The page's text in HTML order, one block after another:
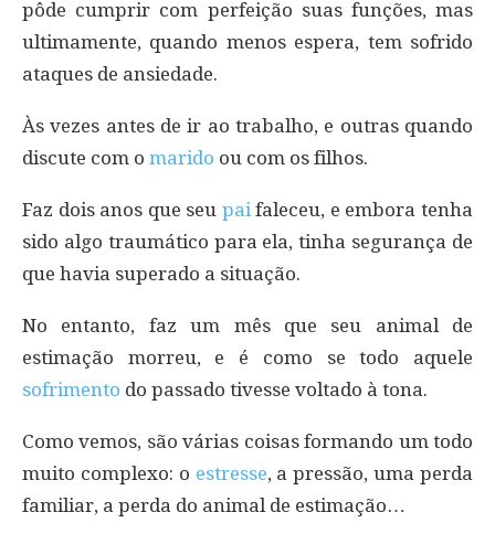
pôde cumprir com perfeição suas funções, mas
ultimamente, quando menos espera, tem sofrido
ataques de ansiedade.
Às vezes antes de ir ao trabalho, e outras quando
discute com o marido ou com os filhos.
Faz dois anos que seu paifaleceu, e embora tenha
sido algo traumático para ela, tinha segurança de
que havia superado a situação.
No entanto, faz um mês que seu animal de
estimação morreu, e é como se todo aquele
sofrimento do passado tivesse voltado à tona.
Como vemos, são várias coisas formando um todo
muito complexo: o estresse, a pressão, uma perda
familiar, a perda do animal de estimação…